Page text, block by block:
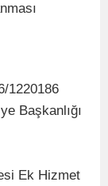
1220186
Başkanlığı
Ek Hizmet